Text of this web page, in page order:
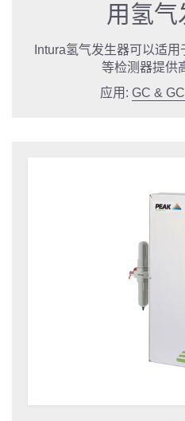
用氢气
Intura氢气发生器可以适
等检测器提供
应用: GC &